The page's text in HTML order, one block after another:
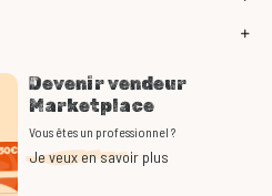
Devenir vendeur
Marketplace
Vous êtes un professionnel ?
Je veux en savoir plus